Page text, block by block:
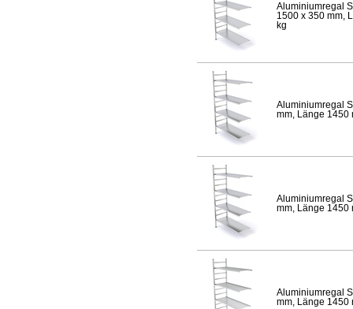
Aluminiumregal
1500 x 350 mm,
kg
Aluminiumregal
mm, Länge 1450
Aluminiumregal
mm, Länge 1450
Aluminiumregal
mm, Länge 1450